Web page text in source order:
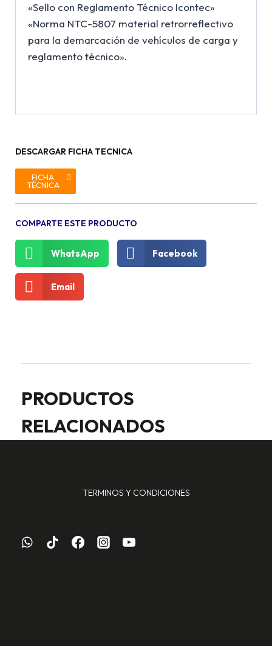
«Sello con Reglamento Técnico Icontec»
«Norma NTC-5807 material retrorreflectivo
para la demarcación de vehí­culos de carga y
reglamento técnico».
DESCARGAR FICHA TECNICA
FICHA
TÉCNICA
COMPARTE ESTE PRODUCTO
WhatsApp Facebook
Email
PRODUCTOS
RELACIONADOS
TERMINOS Y CONDICIONES